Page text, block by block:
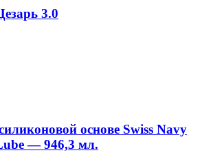
3.0
основе Swiss Navy
— 946,3 мл.